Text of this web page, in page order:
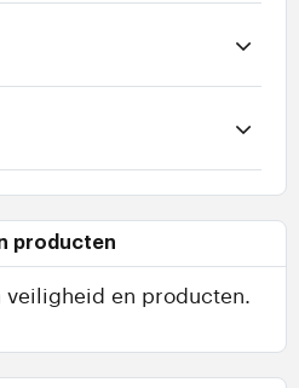
producten
en producten.